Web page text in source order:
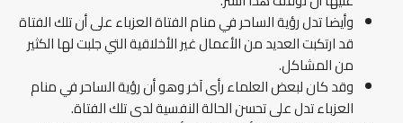
وأيضا تدل رؤية الساحر في منام الفتاة العزباء على أن تلك الفتاة
قد ارتكبت العديد من الأعمال غير الأخلاقية التي جلبت لها الكثير
من المشاكل.
وقد كان لبعض العلماء رأى آخر وهو أن رؤية الساحر في منام
العزباء تدل على تحسن الحالة النفسية لدى تلك الفتاة.